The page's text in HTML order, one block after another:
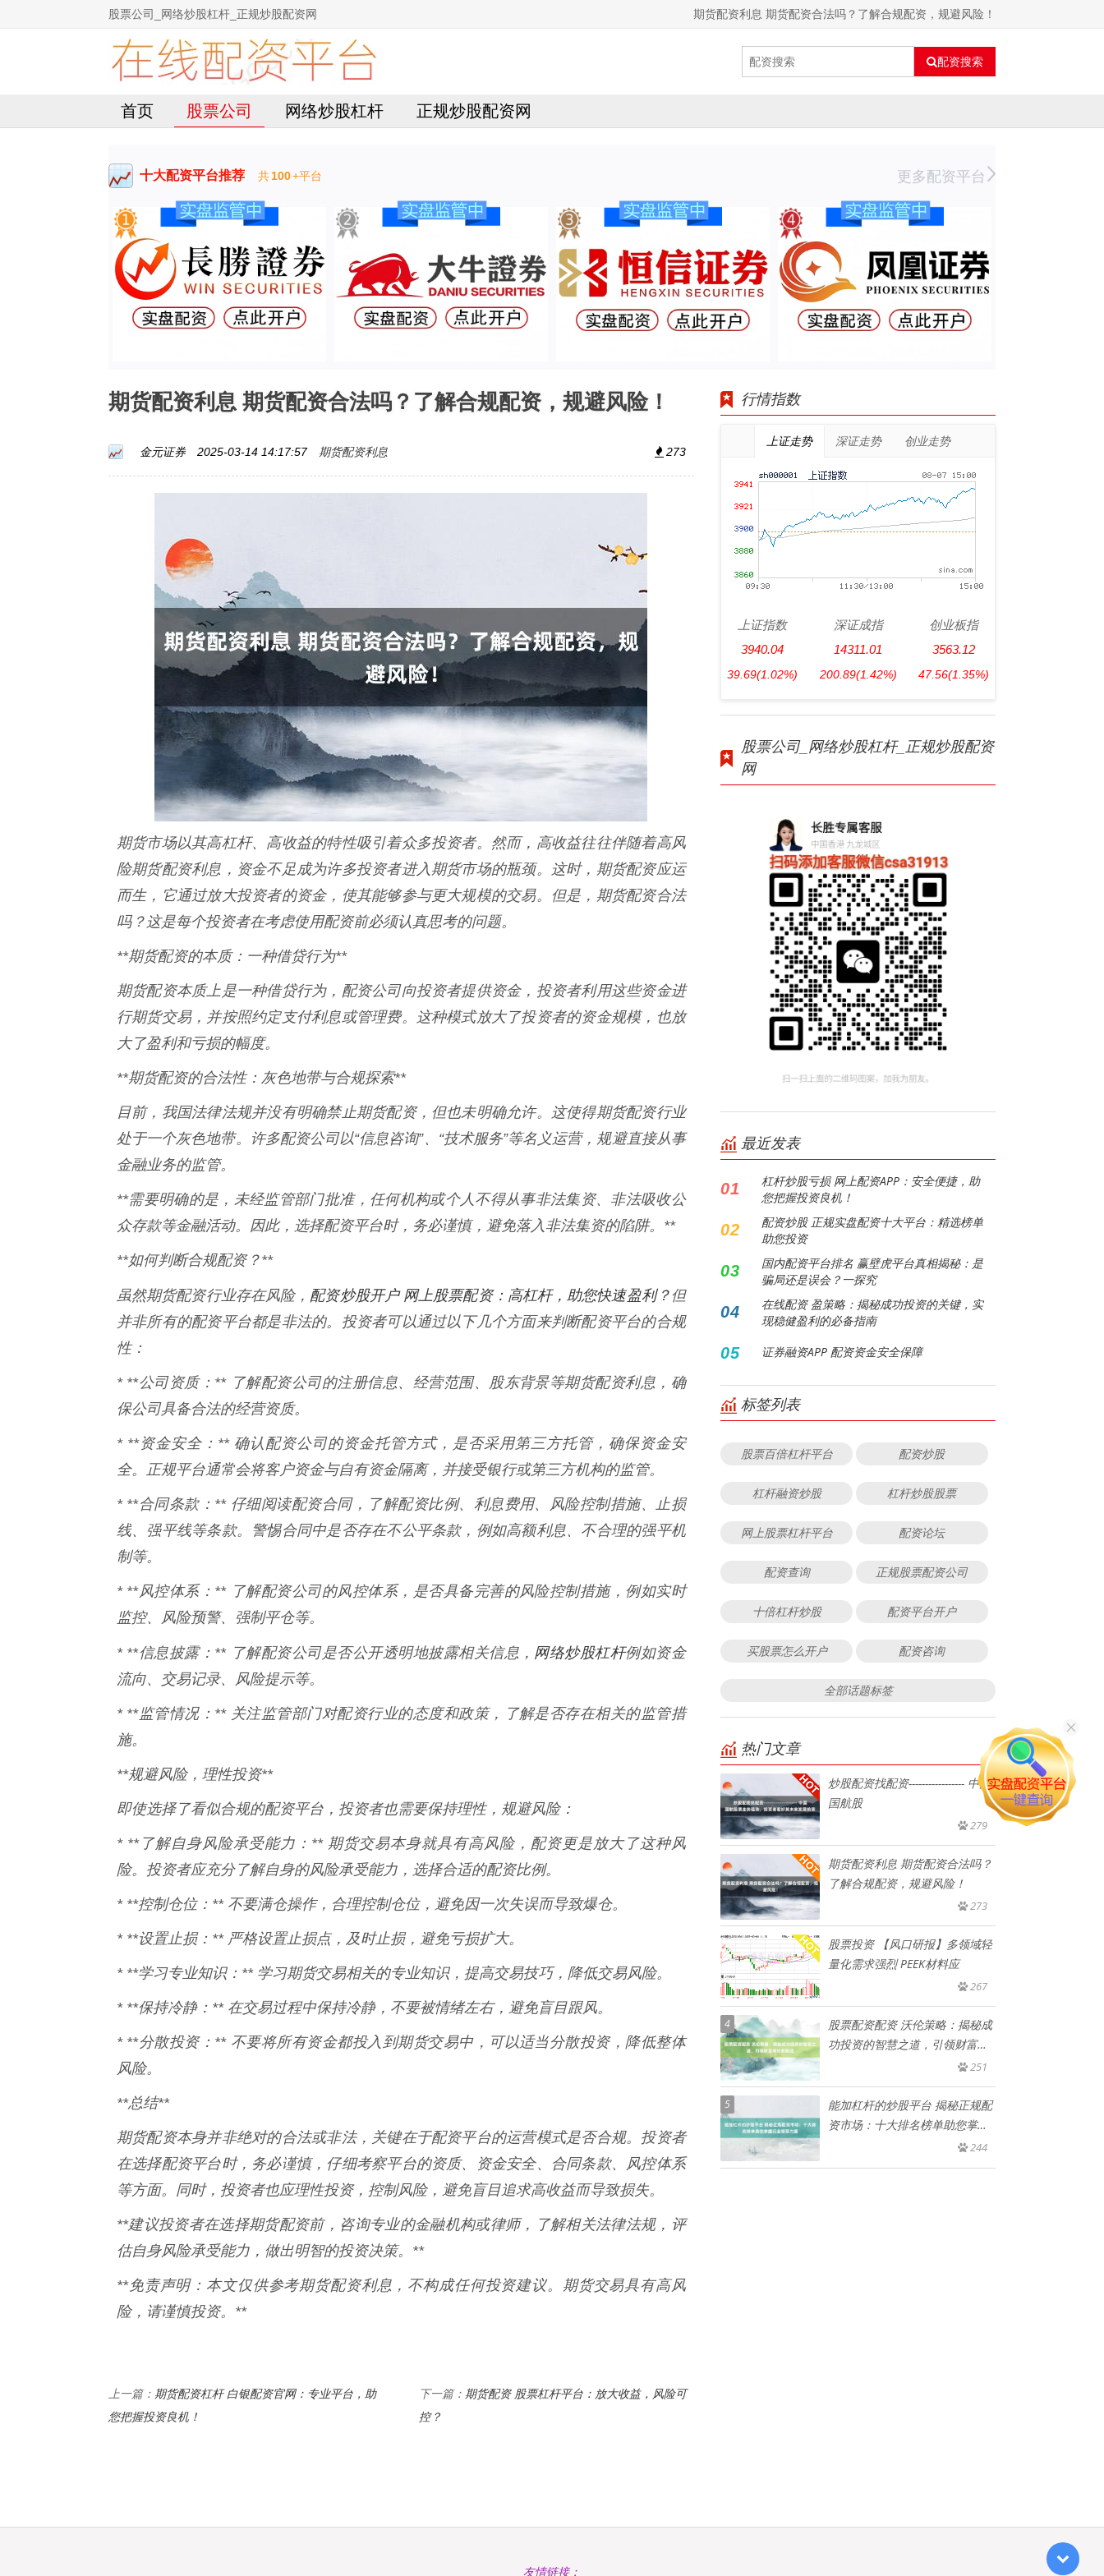
股票公司_网络炒股杠杆_正规炒股配资网 期货配资利息 期货配资合法吗？了解合规配资，规避风险！
配资搜索
首页 股票公司 网络炒股杠杆 正规炒股配资网
十大配资平台推荐 共100+平台 更多配资平台
期货配资利息 期货配资合法吗？了解合规配资，规避风险！
金元证券 2025-03-14 14:17:57 期货配资利息 273
期货市场以其高杠杆、高收益的特性吸引着众多投资者。然而，高收益往往伴随着高风
险期货配资利息，资金不足成为许多投资者进入期货市场的瓶颈。这时，期货配资应运
而生，它通过放大投资者的资金，使其能够参与更大规模的交易。但是，期货配资合法
吗？这是每个投资者在考虑使用配资前必须认真思考的问题。
**期货配资的本质：一种借贷行为**
期货配资本质上是一种借贷行为，配资公司向投资者提供资金，投资者利用这些资金进
行期货交易，并按照约定支付利息或管理费。这种模式放大了投资者的资金规模，也放
大了盈利和亏损的幅度。
**期货配资的合法性：灰色地带与合规探索**
目前，我国法律法规并没有明确禁止期货配资，但也未明确允许。这使得期货配资行业
处于一个灰色地带。许多配资公司以“信息咨询”、“技术服务”等名义运营，规避直接从事
金融业务的监管。
**需要明确的是，未经监管部门批准，任何机构或个人不得从事非法集资、非法吸收公
众存款等金融活动。因此，选择配资平台时，务必谨慎，避免落入非法集资的陷阱。**
**如何判断合规配资？**
虽然期货配资行业存在风险， 配资炒股开户 网上股票配资：高杠杆，助您快速盈利？ 但
并非所有的配资平台都是非法的。投资者可以通过以下几个方面来判断配资平台的合规
性：
* **公司资质：** 了解配资公司的注册信息、经营范围、股东背景等期货配资利息，确
保公司具备合法的经营资质。
* **资金安全：** 确认配资公司的资金托管方式，是否采用第三方托管，确保资金安
全。正规平台通常会将客户资金与自有资金隔离，并接受银行或第三方机构的监管。
* **合同条款：** 仔细阅读配资合同，了解配资比例、利息费用、风险控制措施、止损
线、强平线等条款。警惕合同中是否存在不公平条款，例如高额利息、不合理的强平机
制等。
* **风控体系：** 了解配资公司的风控体系，是否具备完善的风险控制措施，例如实时
监控、风险预警、强制平仓等。
* **信息披露：** 了解配资公司是否公开透明地披露相关信息， 网络炒股杠杆例如资金
流向、交易记录、风险提示等。
* **监管情况：** 关注监管部门对配资行业的态度和政策，了解是否存在相关的监管措
施。
**规避风险，理性投资**
即使选择了看似合规的配资平台，投资者也需要保持理性，规避风险：
* **了解自身风险承受能力：** 期货交易本身就具有高风险，配资更是放大了这种风
险。投资者应充分了解自身的风险承受能力，选择合适的配资比例。
* **控制仓位：** 不要满仓操作，合理控制仓位，避免因一次失误而导致爆仓。
* **设置止损：** 严格设置止损点，及时止损，避免亏损扩大。
* **学习专业知识：** 学习期货交易相关的专业知识，提高交易技巧，降低交易风险。
* **保持冷静：** 在交易过程中保持冷静，不要被情绪左右，避免盲目跟风。
* **分散投资：** 不要将所有资金都投入到期货交易中，可以适当分散投资，降低整体
风险。
**总结**
期货配资本身并非绝对的合法或非法，关键在于配资平台的运营模式是否合规。投资者
在选择配资平台时，务必谨慎，仔细考察平台的资质、资金安全、合同条款、风控体系
等方面。同时，投资者也应理性投资，控制风险，避免盲目追求高收益而导致损失。
**建议投资者在选择期货配资前，咨询专业的金融机构或律师，了解相关法律法规，评
估自身风险承受能力，做出明智的投资决策。**
**免责声明：本文仅供参考期货配资利息，不构成任何投资建议。期货交易具有高风
险，请谨慎投资。**
上一篇： 期货配资杠杆 白银配资官网：专业平台，助
您把握投资良机！
下一篇： 期货配资 股票杠杆平台：放大收益，风险可
控？
行情指数
上证走势 深证走势 创业走势
上证指数
3940.04
39.69(1.02%)
深证成指
14311.01
200.89(1.42%)
创业板指
3563.12
47.56(1.35%)
股票公司_网络炒股杠杆_正规炒股配资
网
最近发表
01
杠杆炒股亏损 网上配资APP：安全便捷，助
您把握投资良机！
02
配资炒股 正规实盘配资十大平台：精选榜单
助您投资
03
国内配资平台排名 赢壁虎平台真相揭秘：是
骗局还是误会？一探究
04
在线配资 盈策略：揭秘成功投资的关键，实
现稳健盈利的必备指南
05 证券融资APP 配资资金安全保障
标签列表
股票百倍杠杆平台 配资炒股
杠杆融资炒股 杠杆炒股股票
网上股票杠杆平台 配资论坛
配资查询 正规股票配资公司
十倍杠杆炒股 配资平台开户
买股票怎么开户 配资咨询
全部话题标签
热门文章
炒股配资找配资----------------- 中国
国航股
279
期货配资利息 期货配资合法吗？
了解合规配资，规避风险！
273
股票投资 【风口研报】多领域轻
量化需求强烈 PEEK材料应
267
4
股票配资配资 沃伦策略：揭秘成
功投资的智慧之道，引领财富增
251
5
能加杠杆的炒股平台 揭秘正规配
资市场：十大排名榜单助您掌握
244
友情链接：